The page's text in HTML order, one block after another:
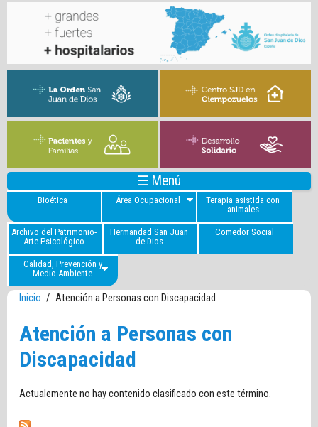
☰ Menú
Bioética Área Ocupacional
Terapia asistida con
animales
Archivo del Patrimonio-
Arte Psicológico
Hermandad San Juan
de Dios
Comedor Social
Calidad, Prevención y
Medio Ambiente
Inicio / Atención a Personas con Discapacidad
Atención a Personas con
Discapacidad
Actualemente no hay contenido clasificado con este término.